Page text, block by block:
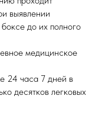
выявлении
до их полного
медицинское
24 часа 7 дней в
десятков легковых